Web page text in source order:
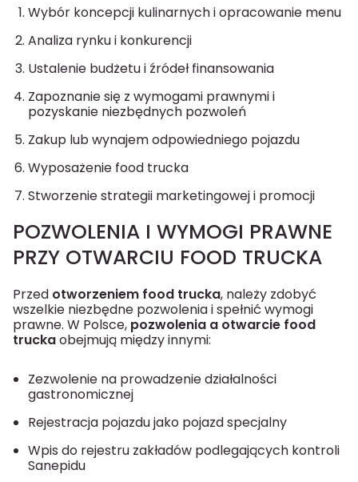
Wybór koncepcji kulinarnych i opracowanie menu
Analiza rynku i konkurencji
Ustalenie budżetu i źródeł finansowania
Zapoznanie się z wymogami prawnymi i
pozyskanie niezbędnych pozwoleń
Zakup lub wynajem odpowiedniego pojazdu
Wyposażenie food trucka
Stworzenie strategii marketingowej i promocji
POZWOLENIA I WYMOGI PRAWNE
PRZY OTWARCIU FOOD TRUCKA
Przed otworzeniem food trucka, należy zdobyć
wszelkie niezbędne pozwolenia i spełnić wymogi
prawne. W Polsce, pozwolenia a otwarcie food
truckaobejmują między innymi:
Zezwolenie na prowadzenie działalności
gastronomicznej
Rejestracja pojazdu jako pojazd specjalny
Wpis do rejestru zakładów podlegających kontroli
Sanepidu